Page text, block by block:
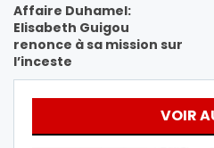
Affaire Duhamel:
Elisabeth Guigou
renonce à sa mission sur
l’inceste
VOIR